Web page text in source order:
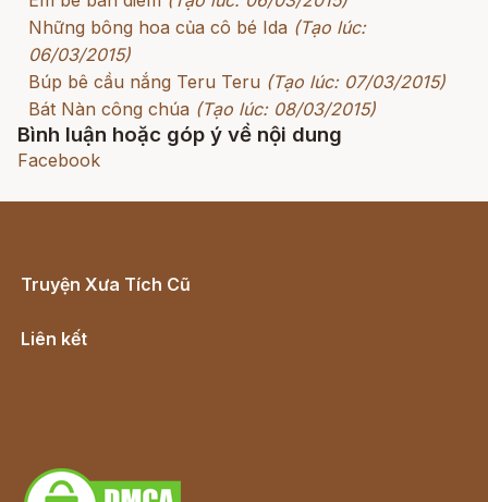
Những bông hoa của cô bé Ida (Tạo lúc:
06/03/2015)
Búp bê cầu nắng Teru Teru (Tạo lúc: 07/03/2015)
Bát Nàn công chúa (Tạo lúc: 08/03/2015)
Bình luận hoặc góp ý về nội dung
Facebook
Truyện Xưa Tích Cũ
Liên kết